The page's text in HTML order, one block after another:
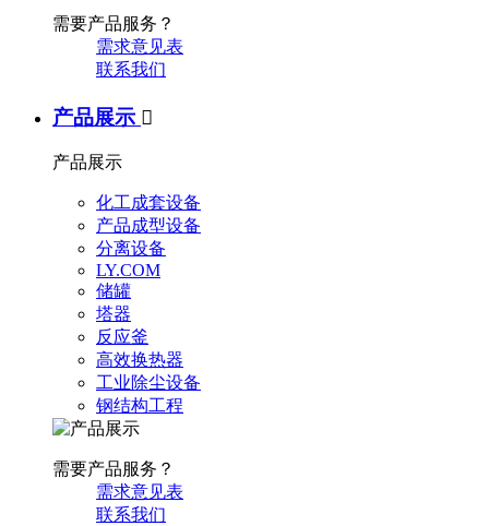
需要产品服务？
需求意见表
联系我们
产品展示 
产品展示
化工成套设备
产品成型设备
分离设备
LY.COM
储罐
塔器
反应釜
高效换热器
工业除尘设备
钢结构工程
需要产品服务？
需求意见表
联系我们